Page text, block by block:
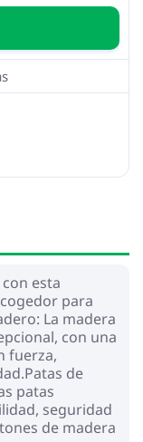
esta
para
La madera
con una
fuerza,
de
patas
seguridad
de madera